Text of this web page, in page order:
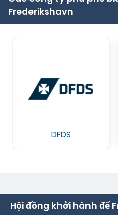
Frederikshavn
DFDS
Hội đồng khởi hành để